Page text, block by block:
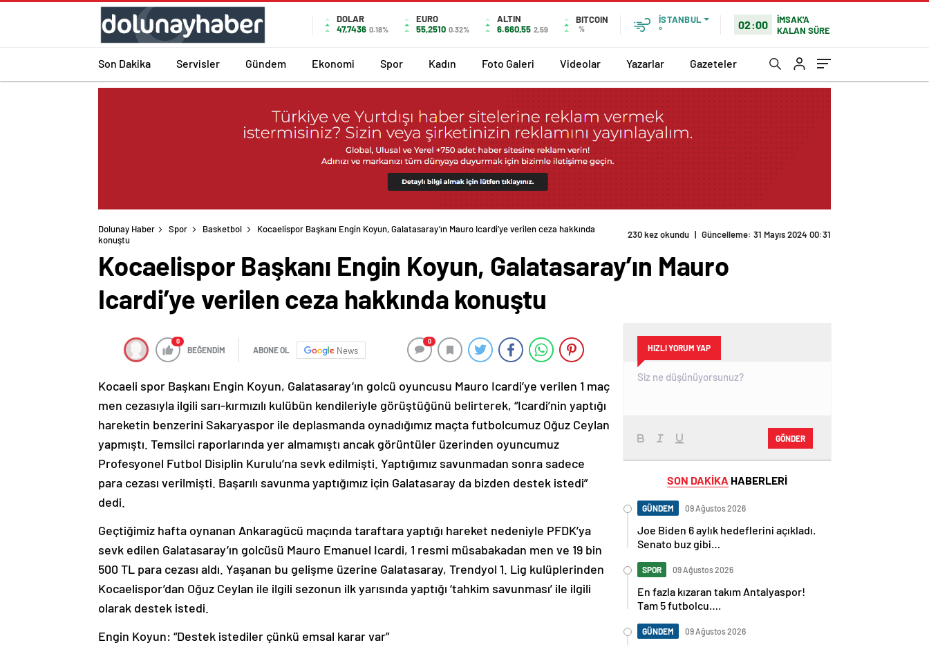
DOLAR
47,7436 0.18%
EURO
55,2510 0.32%
ALTIN
6.660,55 2,59
BITCOIN
%
İSTANBUL
°
02:00
İMSAK'A
KALAN SÜRE
Son Dakika Servisler Gündem Ekonomi Spor Kadın Foto Galeri Videolar Yazarlar Gazeteler
Dolunay Haber Spor Basketbol
Kocaelispor Başkanı Engin Koyun, Galatasaray’ın Mauro Icardi’ye verilen ceza hakkında
konuştu
230 kez okundu | Güncelleme: 31 Mayıs 2024 00:31
Kocaelispor Başkanı Engin Koyun, Galatasaray’ın Mauro
Icardi’ye verilen ceza hakkında konuştu
0
BEĞENDİM ABONE OL News
0
Kocaeli spor Başkanı Engin Koyun, Galatasaray’ın golcü oyuncusu Mauro Icardi’ye verilen 1 maç
men cezasıyla ilgili sarı-kırmızılı kulübün kendileriyle görüştüğünü belirterek, “Icardi’nin yaptığı
hareketin benzerini Sakaryaspor ile deplasmanda oynadığımız maçta futbolcumuz Oğuz Ceylan
yapmıştı. Temsilci raporlarında yer almamıştı ancak görüntüler üzerinden oyuncumuz
Profesyonel Futbol Disiplin Kurulu’na sevk edilmişti. Yaptığımız savunmadan sonra sadece
para cezası verilmişti. Başarılı savunma yaptığımız için Galatasaray da bizden destek istedi”
dedi.
Geçtiğimiz hafta oynanan Ankaragücü maçında taraftara yaptığı hareket nedeniyle PFDK’ya
sevk edilen Galatasaray’ın golcüsü Mauro Emanuel Icardi, 1 resmi müsabakadan men ve 19 bin
500 TL para cezası aldı. Yaşanan bu gelişme üzerine Galatasaray, Trendyol 1. Lig kulüplerinden
Kocaelispor’dan Oğuz Ceylan ile ilgili sezonun ilk yarısında yaptığı ‘tahkim savunması’ ile ilgili
olarak destek istedi.
Engin Koyun: “Destek istediler çünkü emsal karar var”
HIZLI YORUM YAP
GÖNDER
SON DAKİKA HABERLERİ
GÜNDEM 09 Ağustos 2026
Joe Biden 6 aylık hedeflerini açıkladı.
Senato buz gibi…
SPOR 09 Ağustos 2026
En fazla kızaran takım Antalyaspor!
Tam 5 futbolcu….
GÜNDEM 09 Ağustos 2026